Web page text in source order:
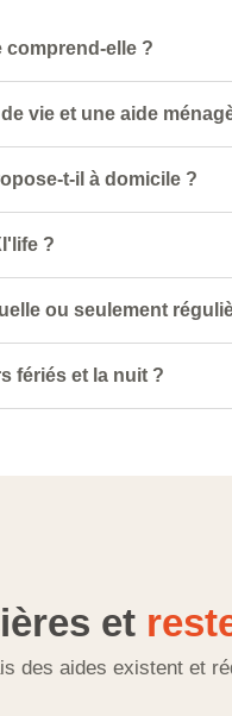
comprend-elle ?
vie et une aide
t-il à domicile ?
?
ou seulement
fériés et la nuit ?
et
des aides existent et